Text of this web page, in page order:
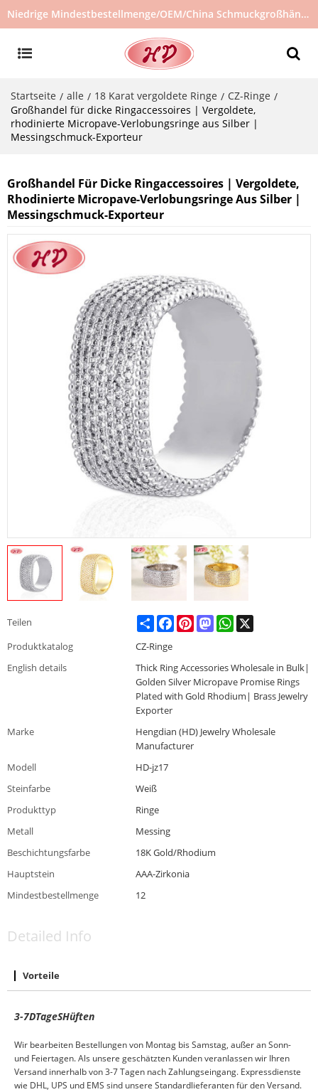
Niedrige Mindestbestellmenge/OEM/China Schmuckgroßhändler/Schmucklieferant/heiß verkaufter Schmuck auf Lager/kein gebrauchter Schmuck
Startseite / alle / 18 Karat vergoldete Ringe / CZ-Ringe /
Großhandel für dicke Ringaccessoires | Vergoldete,
rhodinierte Micropave-Verlobungsringe aus Silber |
Messingschmuck-Exporteur
Großhandel Für Dicke Ringaccessoires | Vergoldete,
Rhodinierte Micropave-Verlobungsringe Aus Silber |
Messingschmuck-Exporteur
Teilen ShareFacebookPinterestMastodonWhatsApp
Produktkatalog
CZ-Ringe
English details
Thick Ring Accessories Wholesale in Bulk|
Golden Silver Micropave Promise Rings
Plated with Gold Rhodium| Brass Jewelry
Exporter
Marke
Hengdian (HD) Jewelry Wholesale
Manufacturer
Modell
HD-jz17
Steinfarbe
Weiß
Produkttyp
Ringe
Metall
Messing
Beschichtungsfarbe
18K Gold/Rhodium
Hauptstein
AAA-Zirkonia
Mindestbestellmenge
12
Detailed Info
Vorteile
3-7DTageSHüften
Wir bearbeiten Bestellungen von Montag bis Samstag, außer an Sonn-
und Feiertagen. Als unsere geschätzten Kunden veranlassen wir Ihren
Versand innerhalb von 3-7 Tagen nach Zahlungseingang. Expressdienste
wie DHL, UPS und EMS sind unsere Standardlieferanten für den Versand.